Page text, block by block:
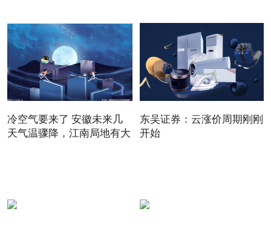
冷空气要来了 安徽未来几
天气温骤降，江南局地有大
东吴证券：云涨价周期刚刚
开始